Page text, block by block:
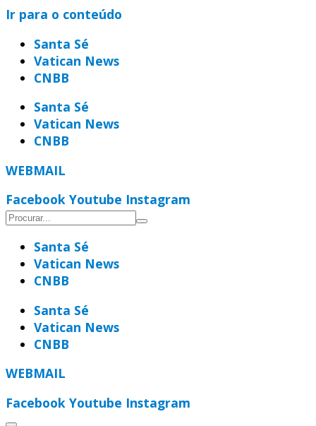
Ir para o conteúdo
Santa Sé
Vatican News
CNBB
Santa Sé
Vatican News
CNBB
WEBMAIL
Facebook Youtube Instagram
Santa Sé
Vatican News
CNBB
Santa Sé
Vatican News
CNBB
WEBMAIL
Facebook Youtube Instagram